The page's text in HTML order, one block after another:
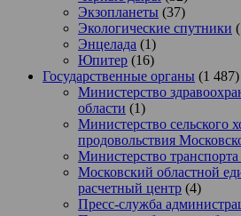
Экзопланеты (37)
Экологические спутники
Энцелада (1)
Юпитер (16)
Государственные органы (1 487)
Министерство
области (1)
Министерство сельского
продовольствия
Министерство
Московский областной
расчетный центр (4)
Пресс-служба